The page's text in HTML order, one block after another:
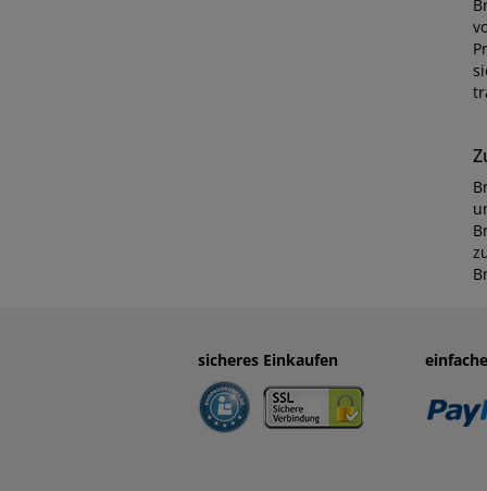
sicheres Einkaufen